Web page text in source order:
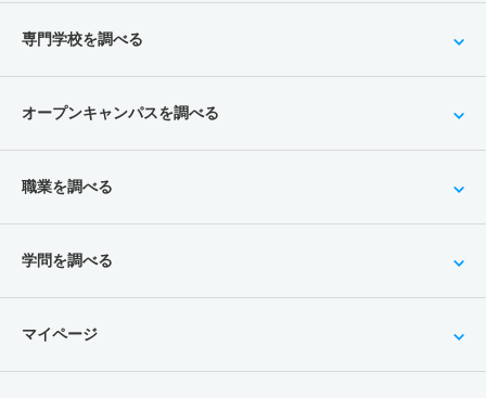
専門学校を調べる
オープンキャンパスを調べる
職業を調べる
学問を調べる
マイページ